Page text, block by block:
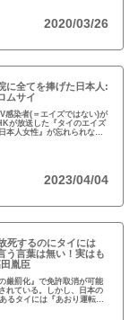
2020/03/26
に全てを捧げた日本人:
ムサイ
感染者(＝エイズではない)が
が放送した『タイのエイズ
本人女性』が忘れられな
2023/04/04
死するのにタイには
う言葉は無い！実はも
胤臣
厳罰化』で免許取消が可能
れている。しかし、日本の
るタイには『あおり運転』